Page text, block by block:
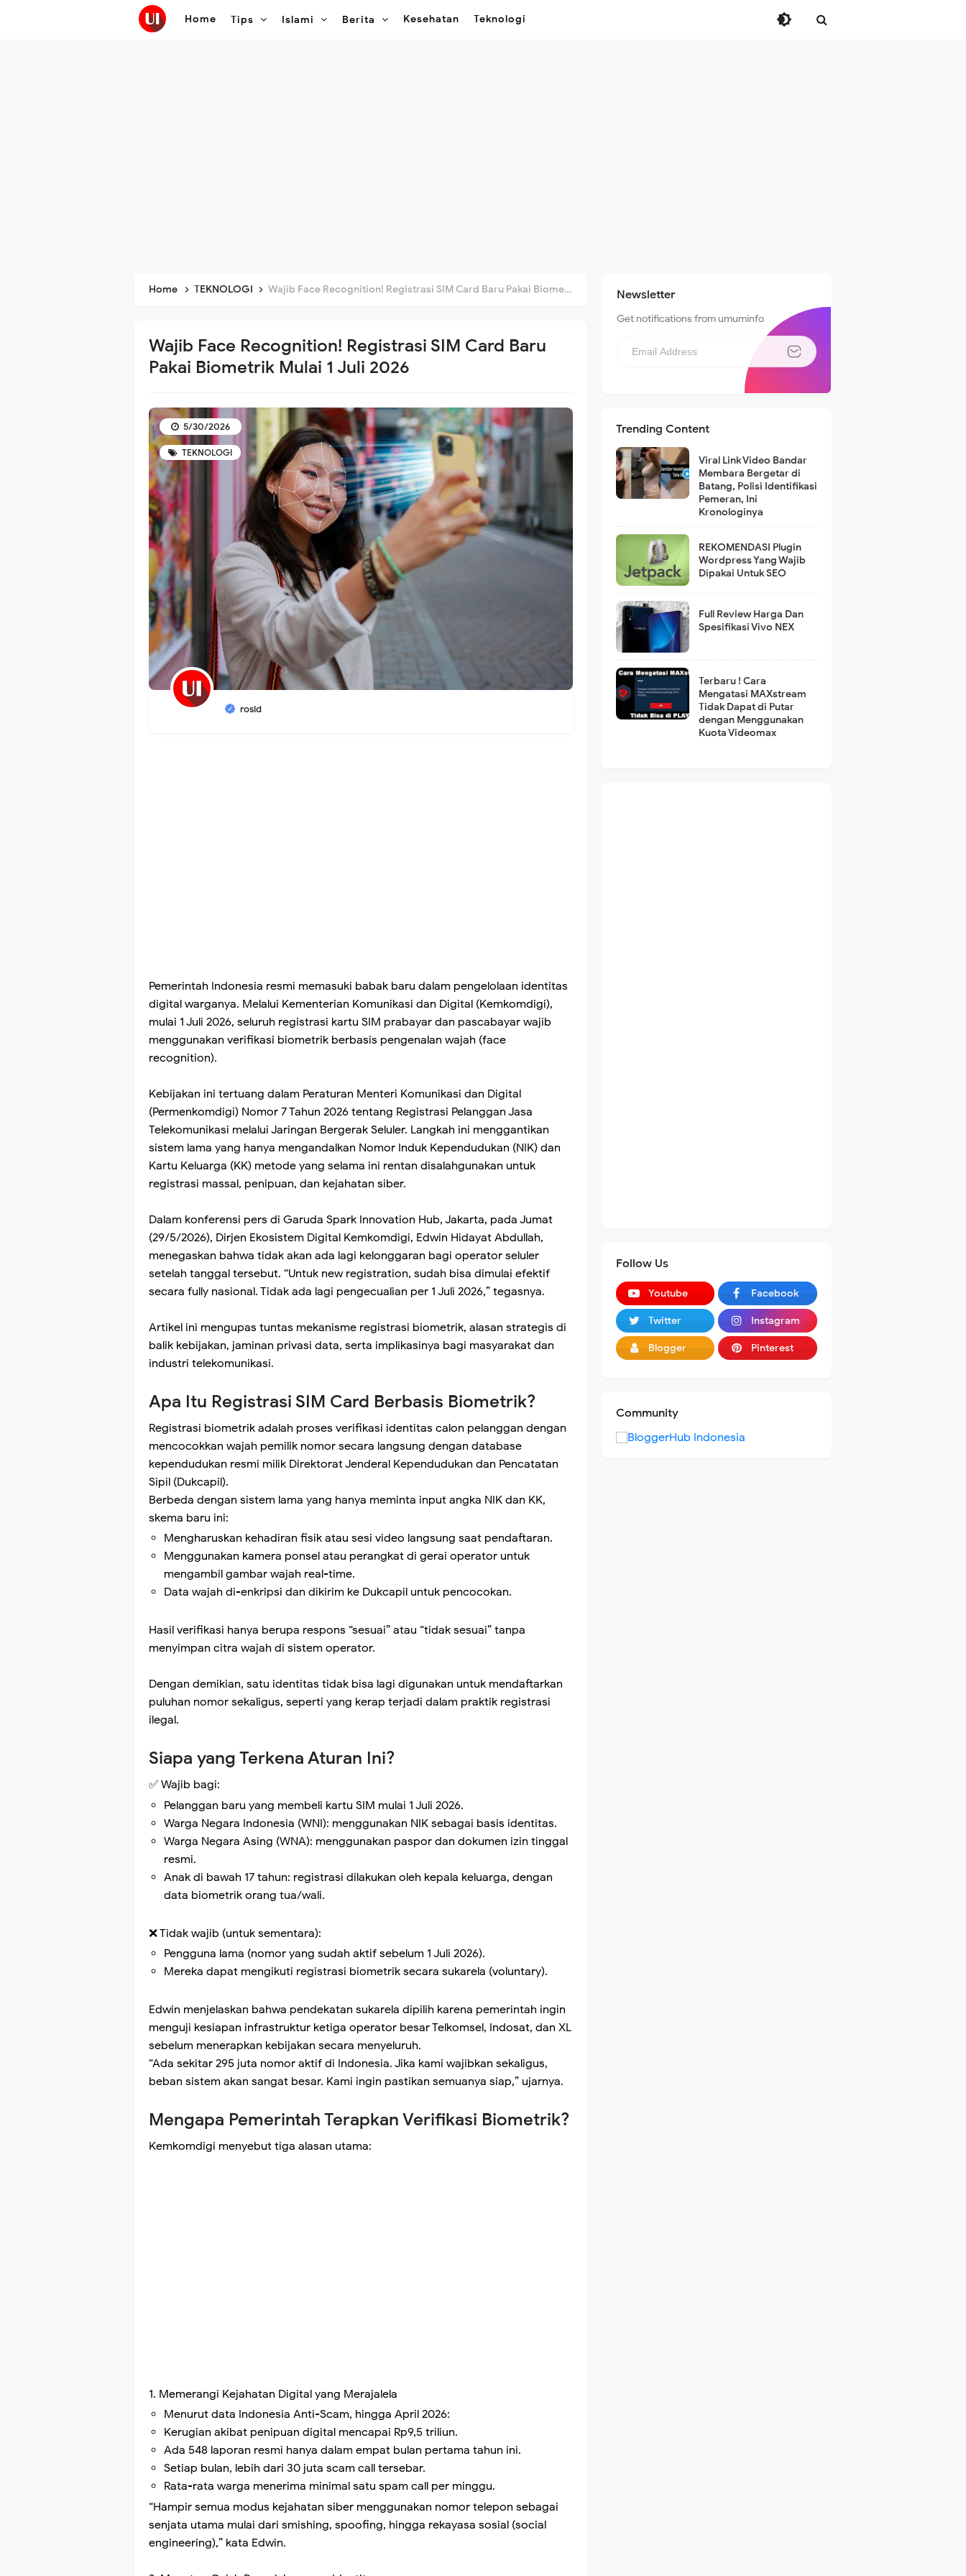
Home Tips Islami Berita Kesehatan Teknologi
Home TEKNOLOGI Wajib Face Recognition! Registrasi SIM Card Baru Pakai Biometrik Mulai 1 Juli 2026
Wajib Face Recognition! Registrasi SIM Card Baru
Pakai Biometrik Mulai 1 Juli 2026
TEKNOLOGI
rosid
5/30/2026
Pemerintah Indonesia resmi memasuki babak baru dalam pengelolaan identitas
digital warganya. Melalui Kementerian Komunikasi dan Digital (Kemkomdigi),
mulai 1 Juli 2026, seluruh registrasi kartu SIM prabayar dan pascabayar wajib
menggunakan verifikasi biometrik berbasis pengenalan wajah (face
recognition).
Kebijakan ini tertuang dalam Peraturan Menteri Komunikasi dan Digital
(Permenkomdigi) Nomor 7 Tahun 2026 tentang Registrasi Pelanggan Jasa
Telekomunikasi melalui Jaringan Bergerak Seluler. Langkah ini menggantikan
sistem lama yang hanya mengandalkan Nomor Induk Kependudukan (NIK) dan
Kartu Keluarga (KK) metode yang selama ini rentan disalahgunakan untuk
registrasi massal, penipuan, dan kejahatan siber.
Dalam konferensi pers di Garuda Spark Innovation Hub, Jakarta, pada Jumat
(29/5/2026), Dirjen Ekosistem Digital Kemkomdigi, Edwin Hidayat Abdullah,
menegaskan bahwa tidak akan ada lagi kelonggaran bagi operator seluler
setelah tanggal tersebut. “Untuk new registration, sudah bisa dimulai efektif
secara fully nasional. Tidak ada lagi pengecualian per 1 Juli 2026,” tegasnya.
Artikel ini mengupas tuntas mekanisme registrasi biometrik, alasan strategis di
balik kebijakan, jaminan privasi data, serta implikasinya bagi masyarakat dan
industri telekomunikasi.
Apa Itu Registrasi SIM Card Berbasis Biometrik?
Registrasi biometrik adalah proses verifikasi identitas calon pelanggan dengan
mencocokkan wajah pemilik nomor secara langsung dengan database
kependudukan resmi milik Direktorat Jenderal Kependudukan dan Pencatatan
Sipil (Dukcapil).
Berbeda dengan sistem lama yang hanya meminta input angka NIK dan KK,
skema baru ini:
Mengharuskan kehadiran fisik atau sesi video langsung saat pendaftaran.
Menggunakan kamera ponsel atau perangkat di gerai operator untuk
mengambil gambar wajah real-time.
Data wajah di-enkripsi dan dikirim ke Dukcapil untuk pencocokan.
Hasil verifikasi hanya berupa respons “sesuai” atau “tidak sesuai” tanpa
menyimpan citra wajah di sistem operator.
Dengan demikian, satu identitas tidak bisa lagi digunakan untuk mendaftarkan
puluhan nomor sekaligus, seperti yang kerap terjadi dalam praktik registrasi
ilegal.
Siapa yang Terkena Aturan Ini?
✅ Wajib bagi:
Pelanggan baru yang membeli kartu SIM mulai 1 Juli 2026.
Warga Negara Indonesia (WNI): menggunakan NIK sebagai basis identitas.
Warga Negara Asing (WNA): menggunakan paspor dan dokumen izin tinggal
resmi.
Anak di bawah 17 tahun: registrasi dilakukan oleh kepala keluarga, dengan
data biometrik orang tua/wali.
❌ Tidak wajib (untuk sementara):
Pengguna lama (nomor yang sudah aktif sebelum 1 Juli 2026).
Mereka dapat mengikuti registrasi biometrik secara sukarela (voluntary).
Edwin menjelaskan bahwa pendekatan sukarela dipilih karena pemerintah ingin
menguji kesiapan infrastruktur ketiga operator besar Telkomsel, Indosat, dan XL
sebelum menerapkan kebijakan secara menyeluruh.
“Ada sekitar 295 juta nomor aktif di Indonesia. Jika kami wajibkan sekaligus,
beban sistem akan sangat besar. Kami ingin pastikan semuanya siap,” ujarnya.
Mengapa Pemerintah Terapkan Verifikasi Biometrik?
Kemkomdigi menyebut tiga alasan utama:
1. Memerangi Kejahatan Digital yang Merajalela
Menurut data Indonesia Anti-Scam, hingga April 2026:
Kerugian akibat penipuan digital mencapai Rp9,5 triliun.
Ada 548 laporan resmi hanya dalam empat bulan pertama tahun ini.
Setiap bulan, lebih dari 30 juta scam call tersebar.
Rata-rata warga menerima minimal satu spam call per minggu.
“Hampir semua modus kejahatan siber menggunakan nomor telepon sebagai
senjata utama mulai dari smishing, spoofing, hingga rekayasa sosial (social
engineering),” kata Edwin.
Newsletter
Get notifications from umuminfo
Trending Content
Viral Link Video Bandar
Membara Bergetar di
Batang, Polisi Identifikasi
Pemeran, Ini
Kronologinya
REKOMENDASI Plugin
Wordpress Yang Wajib
Dipakai Untuk SEO
Full Review Harga Dan
Spesifikasi Vivo NEX
Terbaru ! Cara
Mengatasi MAXstream
Tidak Dapat di Putar
dengan Menggunakan
Kuota Videomax
Follow Us
Youtube Facebook
Twitter Instagram
Blogger Pinterest
Community